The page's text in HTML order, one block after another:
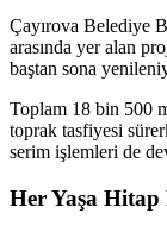
Çayırova Belediye
arasında yer alan
baştan sona
Toplam 18 bin 500
toprak tasfiyesi
serim işlemleri de
Her Yaşa Hitap